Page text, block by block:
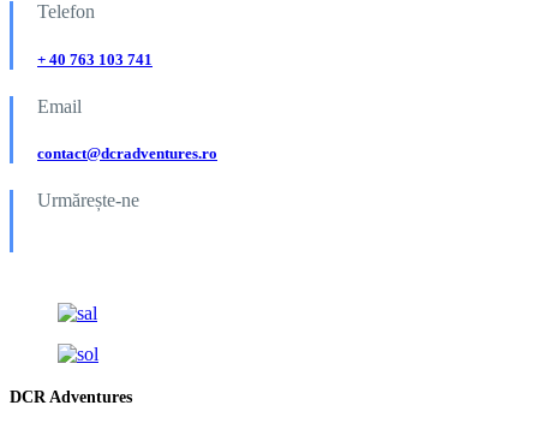
Telefon
+ 40 763 103 741
Email
contact@dcradventures.ro
Urmărește-ne
DCR Adventures